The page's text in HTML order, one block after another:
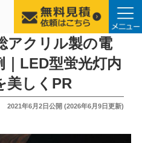
アクリル製の電
LED型蛍光灯内
美しくPR
投
2021年6月2日公開 (2026年6月9日更新)